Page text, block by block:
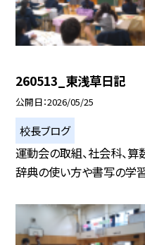
260513_東浅草日記
公開日 2026/05/25
校長ブログ
運動会の取組、社会科、算
辞典の使い方や書写の学